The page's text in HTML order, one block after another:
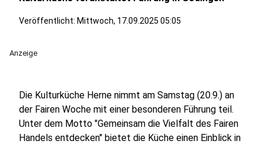
Veröffentlicht: Mittwoch, 17.09.2025 05:05
Anzeige
Die Kulturküche Herne nimmt am Samstag (20.9.) an
der Fairen Woche mit einer besonderen Führung teil.
Unter dem Motto "Gemeinsam die Vielfalt des Fairen
Handels entdecken" bietet die Küche einen Einblick in